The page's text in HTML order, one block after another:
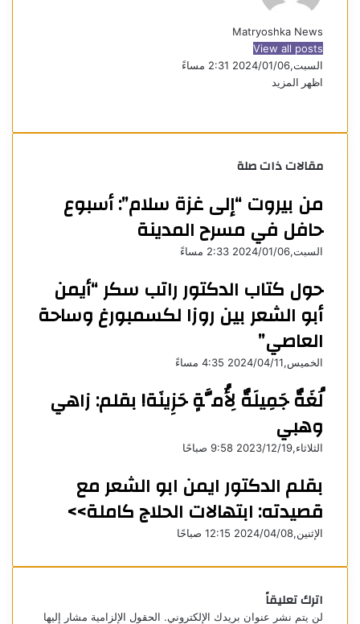
Matryoshka News
View all posts
السبت,2024/01/06 2:31 مساءً
اظهر المزيد
س
و
ن
د
ن
ت
ا
ل
ر
م
ا
ك
ع
ب
ر
ا
ب
ر
ي
د
ا
ة
مقالات ذات صلة
من بيروت “إلى غزة سلام”: أسبوع
حافل في مسرح المدينة
السبت,2024/01/06 2:33 مساءً
حول كتاب الدكتور راتب سكر “أيمن
أبو الشعر بين روزا لكسمبورغ وساحة
العاصي”
الخميس,2024/04/11 4:35 مساءً
لُغَةٌ جَمِيلَةٌ لِأُمَّةٍ حَزِينَة! بقلم: زاهي
وهبي
الثلاثاء,2023/12/19 9:58 صباحًا
بقلم الدكتور ايمن ابو الشعر مع
قصيدته: ابتهالات الحلاج كاملة>>
الإثنين,2024/04/08 12:15 صباحًا
اترك تعليقاً
لن يتم نشر عنوان بريدك الإلكتروني. الحقول الإلزامية مشار إليها